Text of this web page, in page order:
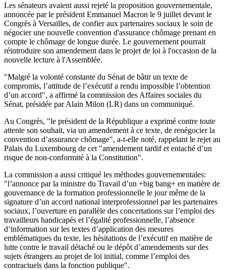
Les sénateurs avaient aussi rejeté la proposition gouvernementale,
annoncée par le président Emmanuel Macron le 9 juillet devant le
Congrès à Versailles, de confier aux partenaires sociaux le soin de
négocier une nouvelle convention d'assurance chômage prenant en
compte le chômage de longue durée. Le gouvernement pourrait
réintroduire son amendement dans le projet de loi à l'occasion de la
nouvelle lecture à l'Assemblée.
"Malgré la volonté constante du Sénat de bâtir un texte de
compromis, l’attitude de l’exécutif a rendu impossible l’obtention
d’un accord", a affirmé la commission des Affaires sociales du
Sénat, présidée par Alain Milon (LR) dans un communiqué.
Au Congrès, "le président de la République a exprimé contre toute
attente son souhait, via un amendement à ce texte, de renégocier la
convention d’assurance chômage", a-t-elle noté, rappelant le rejet au
Palais du Luxembourg de cet "amendement tardif et entaché d’un
risque de non-conformité à la Constitution".
La commission a aussi critiqué les méthodes gouvernementales:
"l’annonce par la ministre du Travail d’un +big bang+ en matière de
gouvernance de la formation professionnelle le jour même de la
signature d’un accord national interprofessionnel par les partenaires
sociaux, l’ouverture en parallèle des concertations sur l’emploi des
travailleurs handicapés et l’égalité professionnelle, l’absence
d’information sur les textes d’application des mesures
emblématiques du texte, les hésitations de l’exécutif en matière de
lutte contre le travail détaché ou le dépôt d’amendements sur des
sujets étrangers au projet de loi initial, comme l’emploi des
contractuels dans la fonction publique".